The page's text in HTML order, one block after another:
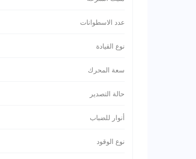
عدد الاسطوانات
نوع القيادة
سعة المحرك
حالة التصدير
أنوار للضباب
نوع الوقود